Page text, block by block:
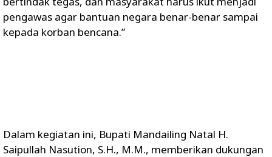
pengawas agar bantuan negara benar-benar sampai
kepada korban bencana.”
Dalam kegiatan ini, Bupati Mandailing Natal H.
Saipullah Nasution, S.H., M.M., memberikan dukungan